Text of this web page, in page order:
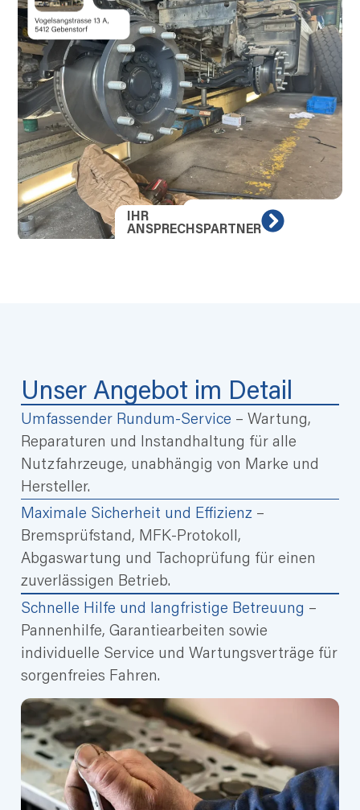
IHR
ANSPRECHSPARTNER
Unser Angebot im Detail
Umfassender Rundum-Service – Wartung,
Reparaturen und Instandhaltung für alle
Nutzfahrzeuge, unabhängig von Marke und
Hersteller.
Maximale Sicherheit und Effizienz–
Bremsprüfstand, MFK-Protokoll,
Abgaswartung und Tachoprüfung für einen
zuverlässigen Betrieb.
Schnelle Hilfe und langfristige Betreuung –
Pannenhilfe, Garantiearbeiten sowie
individuelle Service und Wartungsverträge für
sorgenfreies Fahren.